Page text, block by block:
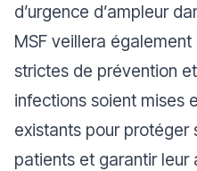
d’urgence d’ampleur
MSF veillera
strictes de prévention
infections soient mises
existants pour protéger
patients et garantir leur